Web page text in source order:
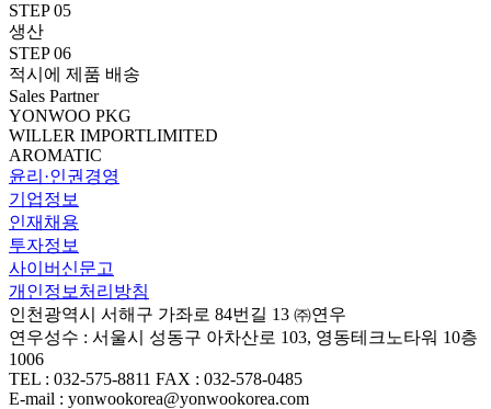
STEP 05
생산
STEP 06
적시에 제품 배송
Sales Partner
YONWOO PKG
WILLER IMPORTLIMITED
AROMATIC
윤리·인권경영
기업정보
인재채용
투자정보
사이버신문고
개인정보처리방침
인천광역시 서해구 가좌로 84번길 13 ㈜연우
연우성수 : 서울시 성동구 아차산로 103, 영동테크노타워 10층
1006
TEL : 032-575-8811 FAX : 032-578-0485
E-mail : yonwookorea@yonwookorea.com